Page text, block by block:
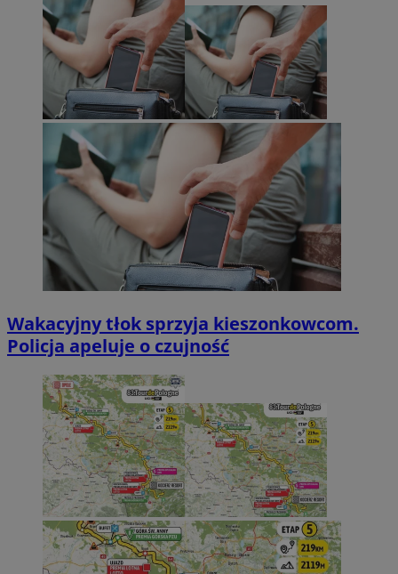
Wakacyjny tłok sprzyja kieszonkowcom.
Policja apeluje o czujność